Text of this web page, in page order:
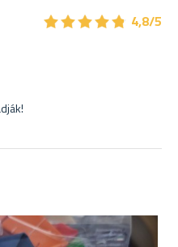
★★★★★
★★★★★ 4,8/5